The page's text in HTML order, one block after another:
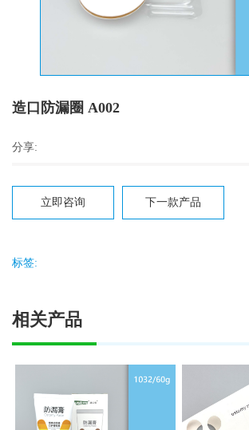
造口防漏圈 A002
分享:
立即咨询 下一款产品
标签:
相关产品